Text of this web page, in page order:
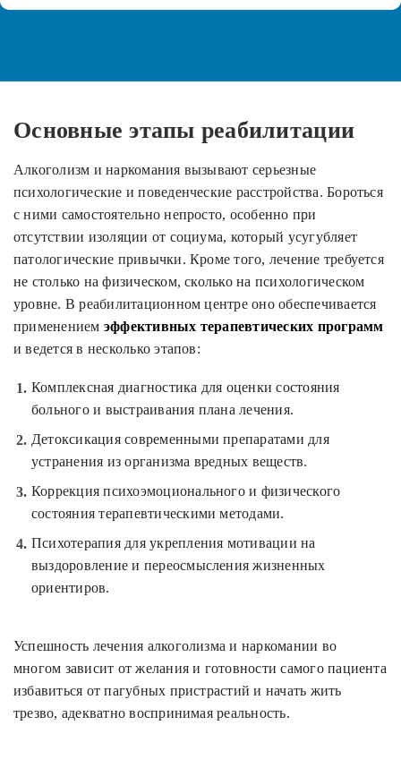
Основные этапы реабилитации
Алкоголизм и наркомания вызывают серьезные
психологические и поведенческие расстройства. Бороться
с ними самостоятельно непросто, особенно при
отсутствии изоляции от социума, который усугубляет
патологические привычки. Кроме того, лечение требуется
не столько на физическом, сколько на психологическом
уровне. В реабилитационном центре оно обеспечивается
применением эффективных терапевтических программ
и ведется в несколько этапов:
Комплексная диагностика для оценки состояния
больного и выстраивания плана лечения.
Детоксикация современными препаратами для
устранения из организма вредных веществ.
Коррекция психоэмоционального и физического
состояния терапевтическими методами.
Психотерапия для укрепления мотивации на
выздоровление и переосмысления жизненных
ориентиров.
Успешность лечения алкоголизма и наркомании во
многом зависит от желания и готовности самого пациента
избавиться от пагубных пристрастий и начать жить
трезво, адекватно воспринимая реальность.